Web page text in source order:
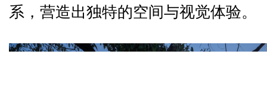
系，营造出独特的空间与视觉体验。